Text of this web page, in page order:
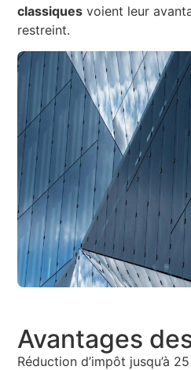
classiques voient leur
restreint.
Avantages
Réduction d’impôt jusqu’à